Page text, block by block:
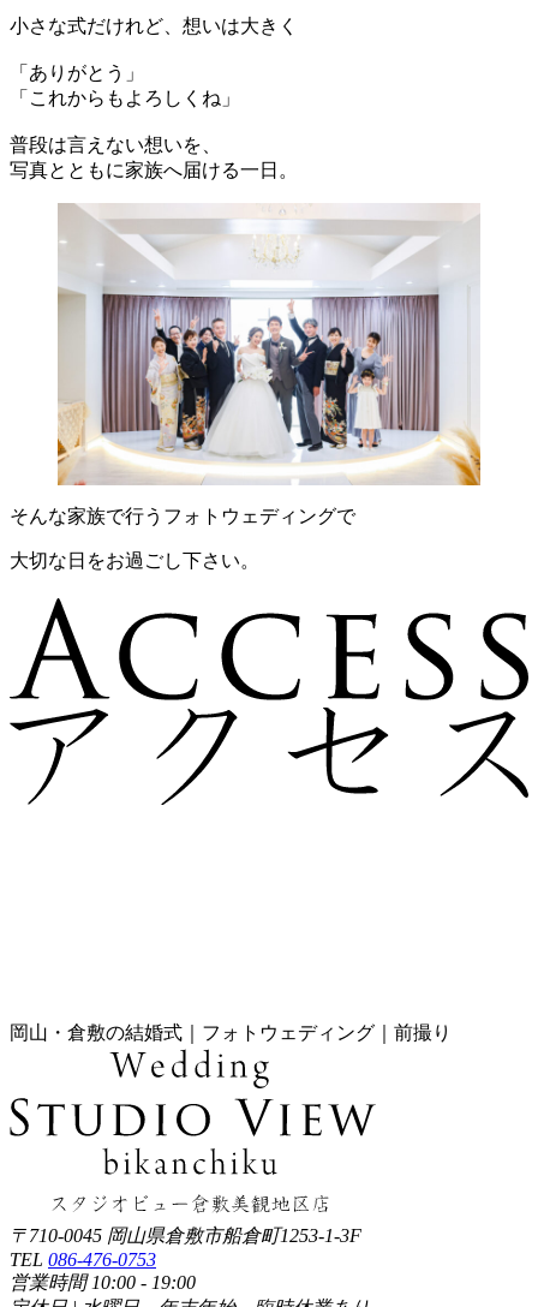
小さな式だけれど、想いは大きく
「ありがとう」
「これからもよろしくね」
普段は言えない想いを、
写真とともに家族へ届ける一日。
そんな家族で行うフォトウェディングで
大切な日をお過ごし下さい。
岡山・倉敷の結婚式｜フォトウェディング｜前撮り
〒710-0045 岡山県倉敷市船倉町1253-1-3F
TEL 086-476-0753
営業時間 10:00 - 19:00